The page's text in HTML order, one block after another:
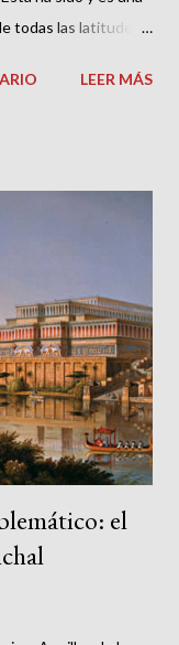
todas las latitudes y
sabemos
solo podía
a decir que las
sí; y si alguna
que no entiendo
aquel...
LEER MÁS
el